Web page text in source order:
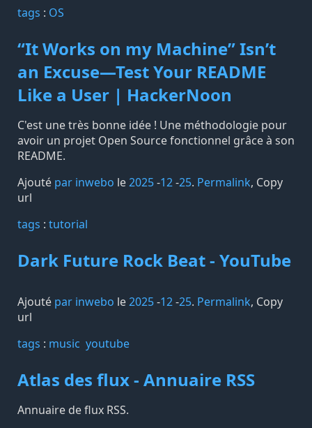
tags️ : OS
“It Works on my Machine” Isn’t
an Excuse—Test Your README
Like a User | HackerNoon
C'est une très bonne idée ! Une méthodologie pour
avoir un projet Open Source fonctionnel grâce à son
README.
Ajouté par inwebo le2025-12-25. Permalink, Copy
url
tags️ : tutorial
Dark Future Rock Beat - YouTube
Ajouté par inwebo le2025-12-25. Permalink, Copy
url
tags️ : music youtube
Atlas des flux - Annuaire RSS
Annuaire de flux RSS.